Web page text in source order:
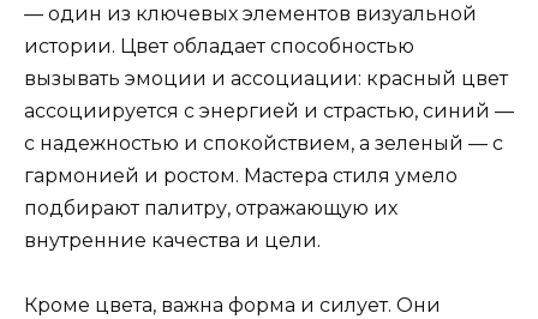
— один из ключевых элементов визуальной
истории. Цвет обладает способностью
вызывать эмоции и ассоциации: красный цвет
ассоциируется с энергией и страстью, синий —
с надежностью и спокойствием, а зеленый — с
гармонией и ростом. Мастера стиля умело
подбирают палитру, отражающую их
внутренние качества и цели.
Кроме цвета, важна форма и силует. Они